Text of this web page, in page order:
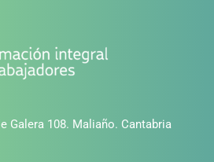
Galera 108. Maliaño. Cantabria